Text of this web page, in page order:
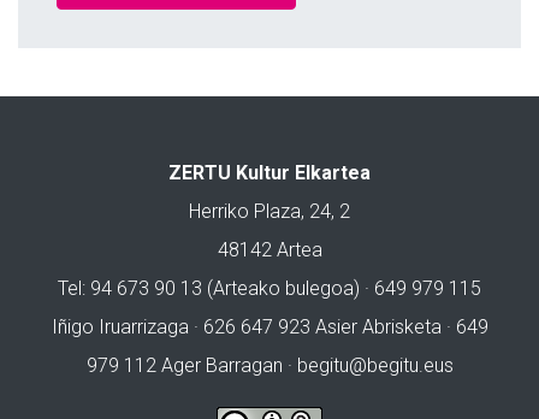
ZERTU Kultur Elkartea
Herriko Plaza, 24, 2
48142 Artea
Tel: 94 673 90 13 (Arteako bulegoa) · 649 979 115
Iñigo Iruarrizaga · 626 647 923 Asier Abrisketa · 649
979 112 Ager Barragan · begitu@begitu.eus